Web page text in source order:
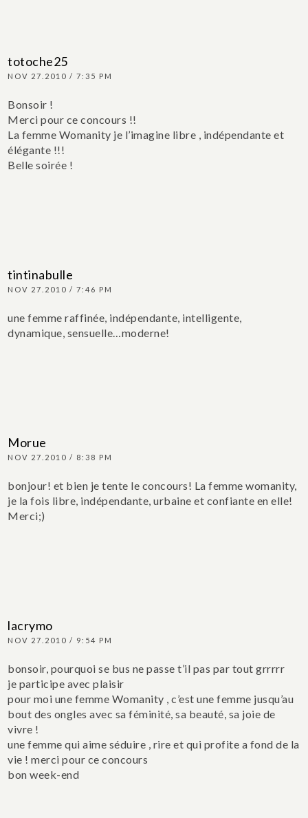
totoche25
NOV 27.2010 / 7:35 PM
Bonsoir !
Merci pour ce concours !!
La femme Womanity je l’imagine libre , indépendante et
élégante !!!
Belle soirée !
tintinabulle
NOV 27.2010 / 7:46 PM
une femme raffinée, indépendante, intelligente,
dynamique, sensuelle…moderne!
Morue
NOV 27.2010 / 8:38 PM
bonjour! et bien je tente le concours! La femme womanity,
je la fois libre, indépendante, urbaine et confiante en elle!
Merci;)
lacrymo
NOV 27.2010 / 9:54 PM
bonsoir, pourquoi se bus ne passe t’il pas par tout grrrrr
je participe avec plaisir
pour moi une femme Womanity , c’est une femme jusqu’au
bout des ongles avec sa féminité, sa beauté, sa joie de
vivre !
une femme qui aime séduire , rire et qui profite a fond de la
vie ! merci pour ce concours
bon week-end